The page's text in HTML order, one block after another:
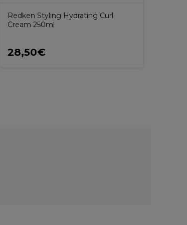
Redken Styling Hydrating Curl
Cream 250ml
28,50€